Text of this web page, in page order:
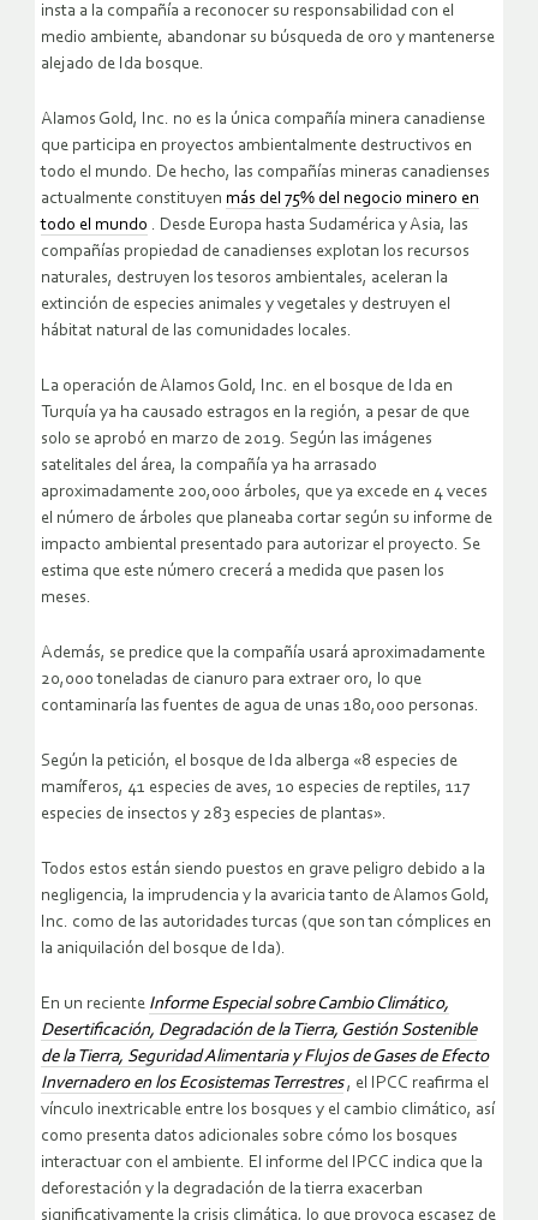
insta a la compañía a reconocer su responsabilidad con el
medio ambiente, abandonar su búsqueda de oro y mantenerse
alejado de Ida bosque.
Alamos Gold, Inc. no es la única compañía minera canadiense
que participa en proyectos ambientalmente destructivos en
todo el mundo. De hecho, las compañías mineras canadienses
actualmente constituyen más del 75% del negocio minero en
todo el mundo . Desde Europa hasta Sudamérica y Asia, las
compañías propiedad de canadienses explotan los recursos
naturales, destruyen los tesoros ambientales, aceleran la
extinción de especies animales y vegetales y destruyen el
hábitat natural de las comunidades locales.
La operación de Alamos Gold, Inc. en el bosque de Ida en
Turquía ya ha causado estragos en la región, a pesar de que
solo se aprobó en marzo de 2019. Según las imágenes
satelitales del área, la compañía ya ha arrasado
aproximadamente 200,000 árboles, que ya excede en 4 veces
el número de árboles que planeaba cortar según su informe de
impacto ambiental presentado para autorizar el proyecto. Se
estima que este número crecerá a medida que pasen los
meses.
Además, se predice que la compañía usará aproximadamente
20,000 toneladas de cianuro para extraer oro, lo que
contaminaría las fuentes de agua de unas 180,000 personas.
Según la petición, el bosque de Ida alberga «8 especies de
mamíferos, 41 especies de aves, 10 especies de reptiles, 117
especies de insectos y 283 especies de plantas».
Todos estos están siendo puestos en grave peligro debido a la
negligencia, la imprudencia y la avaricia tanto de Alamos Gold,
Inc. como de las autoridades turcas (que son tan cómplices en
la aniquilación del bosque de Ida).
En un reciente Informe Especial sobre Cambio Climático,
Desertificación, Degradación de la Tierra, Gestión Sostenible
de la Tierra, Seguridad Alimentaria y Flujos de Gases de Efecto
Invernadero en los Ecosistemas Terrestres, el IPCC reafirma el
vínculo inextricable entre los bosques y el cambio climático, así
como presenta datos adicionales sobre cómo los bosques
interactuar con el ambiente. El informe del IPCC indica que la
deforestación y la degradación de la tierra exacerban
significativamente la crisis climática, lo que provoca escasez de